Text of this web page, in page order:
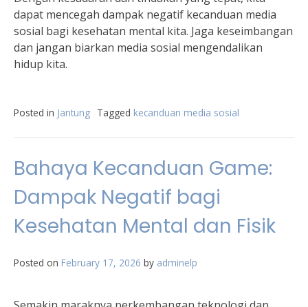
dapat mencegah dampak negatif kecanduan media
sosial bagi kesehatan mental kita. Jaga keseimbangan
dan jangan biarkan media sosial mengendalikan
hidup kita.
Posted in Jantung Tagged kecanduan media sosial
Bahaya Kecanduan Game:
Dampak Negatif bagi
Kesehatan Mental dan Fisik
Posted on February 17, 2026 by adminelp